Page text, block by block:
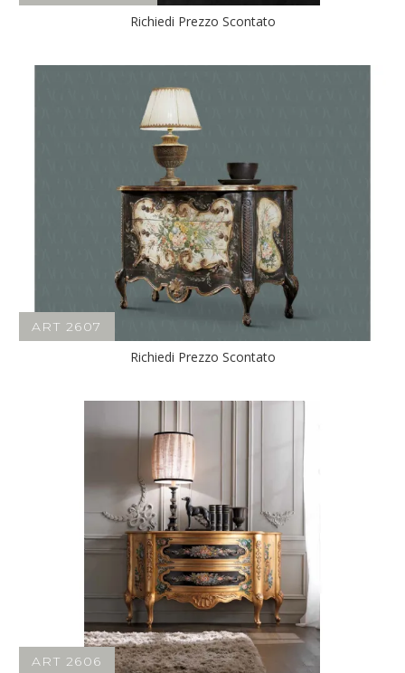
Richiedi Prezzo Scontato
ART 2607
Richiedi Prezzo Scontato
ART 2606